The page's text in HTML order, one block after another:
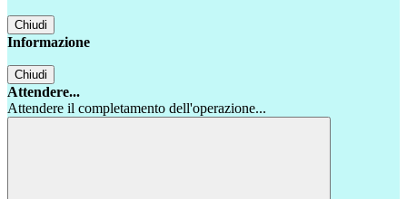
Chiudi
Informazione
Chiudi
Attendere...
Attendere il completamento dell'operazione...